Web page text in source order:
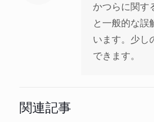
かつらに関す
と一般的な誤
います。少し
できます。
関連記事